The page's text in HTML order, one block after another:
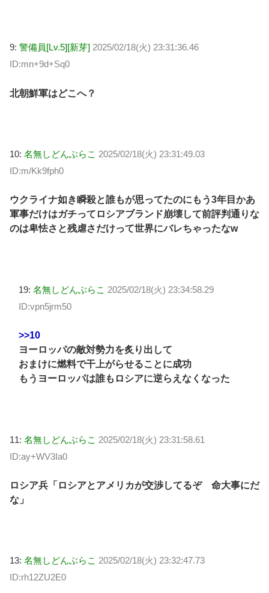
9: 警備員[Lv.5][新芽] 2025/02/18(火) 23:31:36.46
ID:mn+9d+Sq0
北朝鮮軍はどこへ？
10: 名無しどんぶらこ 2025/02/18(火) 23:31:49.03
ID:m/Kk9fph0
ウクライナ如き瞬殺と誰もが思ってたのにもう3年目かあ
軍事だけはガチってロシアブランド崩壊して前評判通りな
のは卑怯さと残虐さだけって世界にバレちゃったなw
19: 名無しどんぶらこ 2025/02/18(火) 23:34:58.29
ID:vpn5jrm50
>>10
ヨーロッパの敵対勢力を炙り出して
おまけに燃料で干上がらせることに成功
もうヨーロッパは誰もロシアに逆らえなくなった
11: 名無しどんぶらこ 2025/02/18(火) 23:31:58.61
ID:ay+WV3Ia0
ロシア兵「ロシアとアメリカが交渉してるぞ 命大事にだ
な」
13: 名無しどんぶらこ 2025/02/18(火) 23:32:47.73
ID:rh12ZU2E0